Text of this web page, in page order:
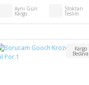
Aynı Gün
Kargo
Stoktan
Teslim
Kargo
Bedava